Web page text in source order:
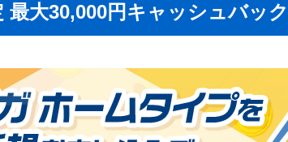
大30,000円キャッシュバック